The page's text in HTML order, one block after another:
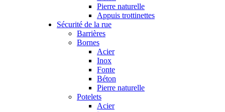
Pierre naturelle
Appuis trottinettes
Sécurité de la rue
Barrières
Bornes
Acier
Inox
Fonte
Béton
Pierre naturelle
Potelets
Acier